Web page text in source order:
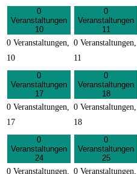
0
Veranstaltungen
10
0 Veranstaltungen,
10
0
Veranstaltungen
11
0 Veranstaltungen,
11
0
Veranstaltungen
17
0 Veranstaltungen,
17
0
Veranstaltungen
18
0 Veranstaltungen,
18
0
Veranstaltungen
24
0 Veranstaltungen,
0
Veranstaltungen
25
0 Veranstaltungen,